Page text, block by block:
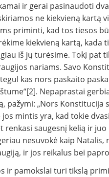
ir gerai pasinaudoti
ne kiekvieną kartą
pri­minti, kad tos tiesos
kiekvieną kartą, kada
iš jų turėsime. Tokį pat
na­riams. Savo
kas nors paskaito
Nepaprastai
pažymi: „Nors Konstitucija
mintis yra, kad tokie
renkasi saugesnį kelią ir
nesuvokė kaip Natalis,
ir jos reikalus bei
ir pamokslai turi tikslą